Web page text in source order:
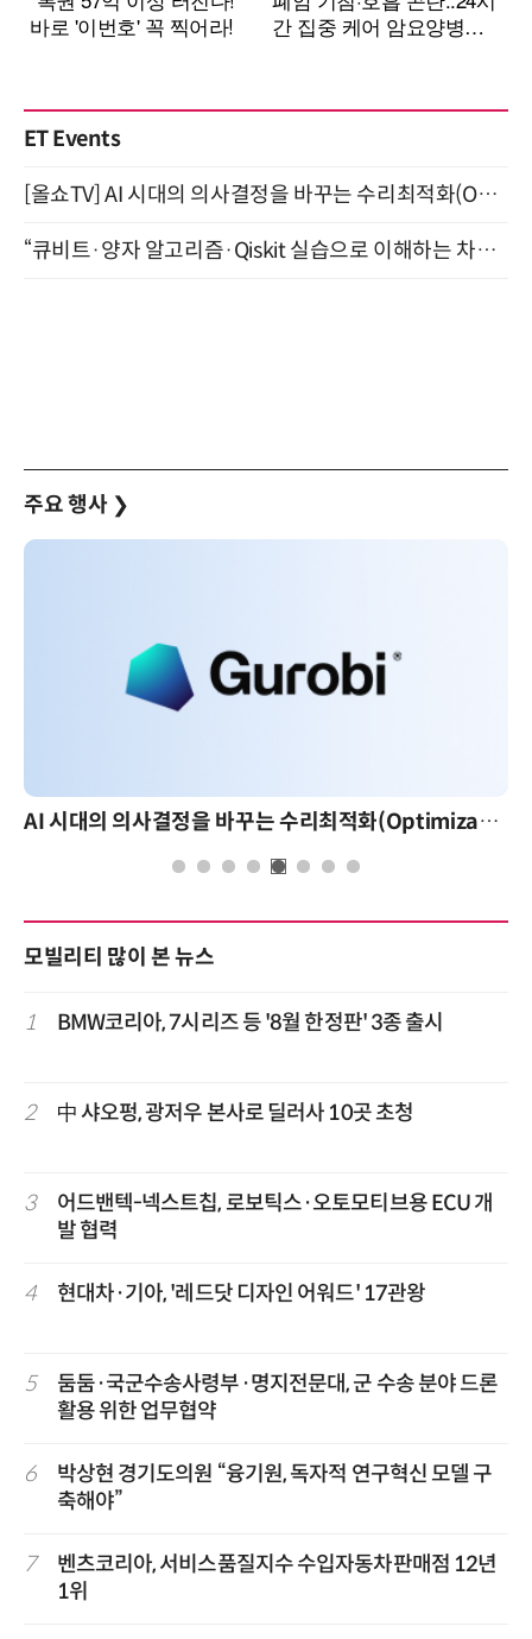
ET Events
[올쇼TV] AI 시대의 의사결정을 바꾸는 수리최적화(Optimization) 소개 (8/20 생방송)
“큐비트·양자 알고리즘·Qiskit 실습으로 이해하는 차세대 컴퓨팅” (8/28)
주요 행사 ❯
AI 시대의 의사결정을 바꾸는 수리최적화(Optimization): 실제 산업 적용 사례와 활용 전략
모빌리티 많이 본 뉴스
1 BMW코리아, 7시리즈 등 '8월 한정판' 3종 출시
2 中 샤오펑, 광저우 본사로 딜러사 10곳 초청
3
어드밴텍-넥스트칩, 로보틱스·오토모티브용 ECU 개
발 협력
4 현대차·기아, '레드닷 디자인 어워드' 17관왕
5
둠둠·국군수송사령부·명지전문대, 군 수송 분야 드론
활용 위한 업무협약
6
박상현 경기도의원 “융기원, 독자적 연구혁신 모델 구
축해야”
7
벤츠코리아, 서비스품질지수 수입자동차판매점 12년
1위